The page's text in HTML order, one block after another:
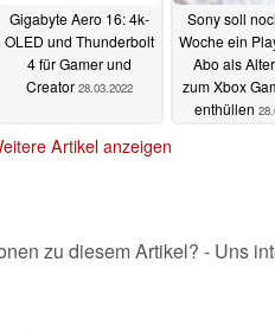
Gigabyte Aero 16: 4k-
OLED und Thunderbolt
4 für Gamer und
Creator 28.03.2022
Sony soll
Woche ein
Abo als
zum Xbox
enthüllen
Artikel anzeigen
zu diesem Artikel? - Uns